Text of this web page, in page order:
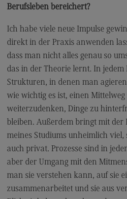
Berufsperspektiven
Kontakt
Digitalisierung in der Sozialen
Digitalisierung in der
Modulangebot
Berufsperspektiven
Kontakt
Elektrotechnik und
Elektrotechnik und
Profil-O-Mat Elektrotechnik
Informationstechnik
(External link)
Rahmenbedingungen
Berufsleben bereichert?
Ich habe viele neue Impulse
direkt in der Praxis anwenden
dass man nicht alles genau so
das in der Theorie lernt. In jedem
Strukturen, in denen man
wie wichtig es ist, einen
weiterzudenken, Dinge zu
bleiben. Außerdem bringt mit der
meines Studiums unheimlich
auch privat. Prozesse sind in
aber der Umgang mit den
man sie verstehen kann, auf sie
zusammenarbeitet und sie aus